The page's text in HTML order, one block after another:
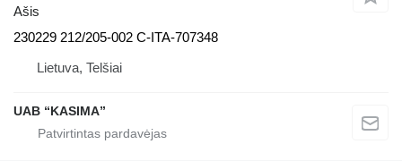
Ašis
230229 212/205-002 C-ITA-707348
Lietuva, Telšiai
UAB “KASIMA”